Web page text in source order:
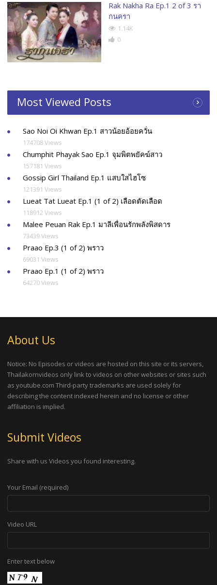
Rak Nakha Ra Ep.1 2 of 3 รา
กนครา
1.14K
0
Most Viewed Posts
Sao Noi Oi Khwan Ep.1 สาวน้อยอ้อยควั่น
174708 Views
Chumphit Phayak Sao Ep.1 จุมพิตพยัคฆ์สาว
157181 Views
Gossip Girl Thailand Ep.1 แสบใสไฮโซ
121391 Views
Lueat Tat Lueat Ep.1 (1 of 2) เลือดตัดเลือด
118912 Views
Malee Peuan Rak Ep.1 มาลีเพื่อนรักพลังพิสดาร
73439 Views
Praao Ep.3 (1 of 2) พราว
69031 Views
Praao Ep.1 (1 of 2) พราว
64270 Views
About Us
Notice: No Episodes or videos are hosted on this site or its servers,
Thailakornvideos only link to videos on other websites or sites such
as youtube.com Third-party trademarks are used solely for
describing the content indexed herein and no license or other
affiliation is implied.
Submit Videos
Share with us Videos you found interesting.
Your Email (required)
Video URL
Enter text below